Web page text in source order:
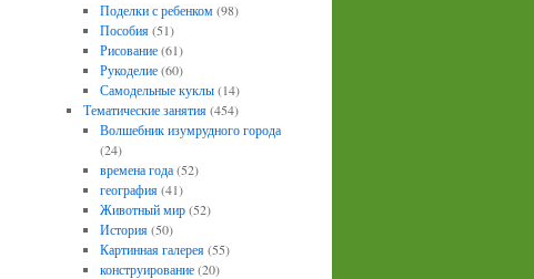
Поделки с ребенком(98)
Пособия(51)
Рисование(61)
Рукоделие(60)
Самодельные куклы(14)
Тематические занятия(454)
Волшебник изумрудного города
(24)
времена года(52)
география(41)
Животный мир(52)
История(50)
Картинная галерея(55)
конструирование(20)